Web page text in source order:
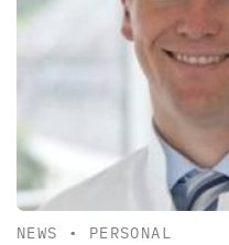
NEWS • PERSONAL